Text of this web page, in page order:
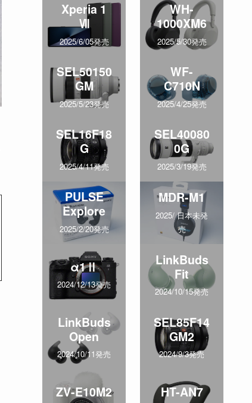
Xperia 1
Ⅶ
2025/6/05発売
WH-
1000XM6
2025/5/30発売
SEL50150
GM
2025/5/23発売
WF-
C710N
2025/4/25発売
SEL16F18
G
2025/4/11発売
SEL40080
0G
2025/3/19発売
PULSE
Explore
2025/2/20発売
MDR-M1
2025/ 日本未発
売
α1Ⅱ
2024/12/13発売
LinkBuds
Fit
2024/10/15発売
LinkBuds
Open
2024/10/11発売
SEL85F14
GM2
2024/9/3発売
ZV-E10M2 HT-AN7